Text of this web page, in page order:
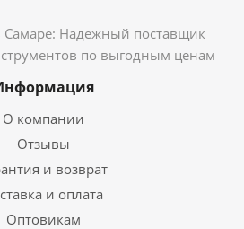
Надежный поставщик
по выгодным ценам
О компании
Отзывы
и возврат
и оплата
Оптовикам